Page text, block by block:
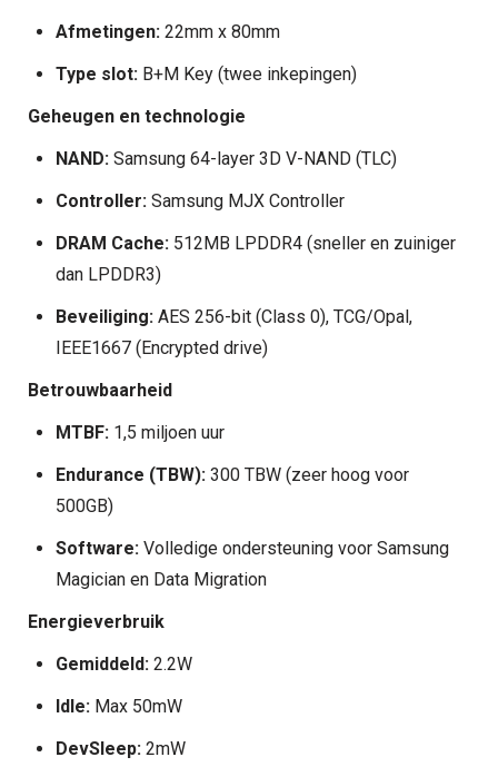
Afmetingen: 22mm x 80mm
Type slot: B+M Key (twee inkepingen)
Geheugen en technologie
NAND: Samsung 64-layer 3D V-NAND (TLC)
Controller: Samsung MJX Controller
DRAM Cache: 512MB LPDDR4 (sneller en zuiniger
dan LPDDR3)
Beveiliging: AES 256-bit (Class 0), TCG/Opal,
IEEE1667 (Encrypted drive)
Betrouwbaarheid
MTBF: 1,5 miljoen uur
Endurance (TBW): 300 TBW (zeer hoog voor
500GB)
Software: Volledige ondersteuning voor Samsung
Magician en Data Migration
Energieverbruik
Gemiddeld: 2.2W
Idle: Max 50mW
DevSleep: 2mW